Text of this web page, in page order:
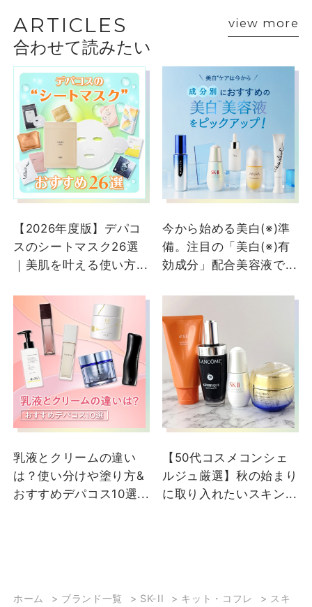
VOICE
ショップスタッフ・ブランド担当者のおすす
めをご紹介
ARTICLES view more
合わせて読みたい
【2026年度版】デパコ
スのシートマスク26選
｜美肌を叶える使い方...
今から始める美白(※)準
備。注目の「美白(※)有
効成分」配合美容液で...
乳液とクリームの違い
は？使い分けや塗り方&
おすすめデパコス10選...
【50代コスメコンシェ
ルジュ厳選】秋の始まり
に取り入れたいスキン...
ホーム > ブランド一覧 > SK-II > キット・コフレ > スキ